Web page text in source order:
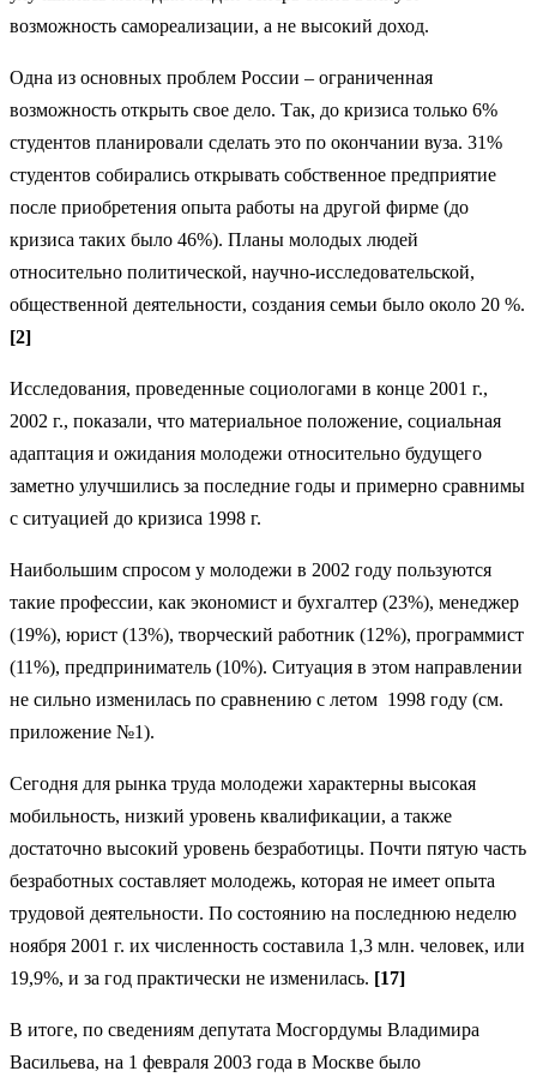
возможность самореализации, а не высокий доход.
Одна из основных проблем России – ограниченная
возможность открыть свое дело. Так, до кризиса только 6%
студентов планировали сделать это по окончании вуза. 31%
студентов собирались открывать собственное предприятие
после приобретения опыта работы на другой фирме (до
кризиса таких было 46%). Планы молодых людей
относительно политической, научно-исследовательской,
общественной деятельности, создания семьи было около 20 %.
[2]
Исследования, проведенные социологами в конце 2001 г.,
2002 г., показали, что материальное положение, социальная
адаптация и ожидания молодежи относительно будущего
заметно улучшились за последние годы и примерно сравнимы
с ситуацией до кризиса 1998 г.
Наибольшим спросом у молодежи в 2002 году пользуются
такие профессии, как экономист и бухгалтер (23%), менеджер
(19%), юрист (13%), творческий работник (12%), программист
(11%), предприниматель (10%). Ситуация в этом направлении
не сильно изменилась по сравнению с летом 1998 году (см.
приложение №1).
Сегодня для рынка труда молодежи характерны высокая
мобильность, низкий уровень квалификации, а также
достаточно высокий уровень безработицы. Почти пятую часть
безработных составляет молодежь, которая не имеет опыта
трудовой деятельности. По состоянию на последнюю неделю
ноября 2001 г. их численность составила 1,3 млн. человек, или
19,9%, и за год практически не изменилась. [17]
В итоге, по сведениям депутата Мосгордумы Владимира
Васильева, на 1 февраля 2003 года в Москве было